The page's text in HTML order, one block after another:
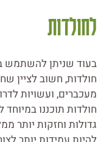
לחולדות
בעוד שניתן להשתמש
חולדות, חשוב לציין
מעכברים, ועשויות
חולדות תוכננו
גדולות וחזקות יותר